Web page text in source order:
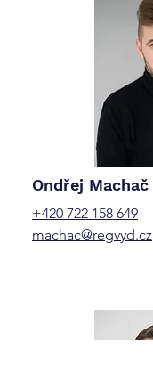
Ondřej Machač
+420 722 158 649
machac@regvyd.cz